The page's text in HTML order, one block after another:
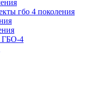
гбо 4 поколения
ГБО-4